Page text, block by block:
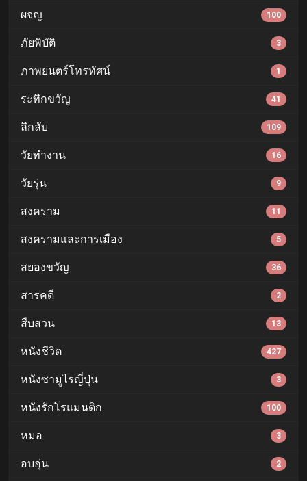
ผจญ 100
ภัยพิบัติ 3
ภาพยนตร์โทรทัศน์ 1
ระทึกขวัญ 41
ลึกลับ 109
วัยทำงาน 16
วัยรุ่น 9
สงคราม 11
สงครามและการเมือง 5
สยองขวัญ 36
สารคดี 2
สืบสวน 13
หนังชีวิต 427
หนังซามูไรญี่ปุ่น 3
หนังรักโรแมนติก 100
หมอ 3
อบอุ่น 2